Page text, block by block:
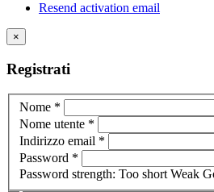
Resend activation email
×
Registrati
Nome *
Nome utente *
Indirizzo email *
Password *
Password strength: Too short Weak